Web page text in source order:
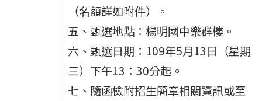
（名額詳如附件）。
五、甄選地點：楊明國中樂群樓。
六、甄選日期：109年5月13日（星期
三）下午13：30分起。
七、隨函檢附招生簡章相關資訊或至